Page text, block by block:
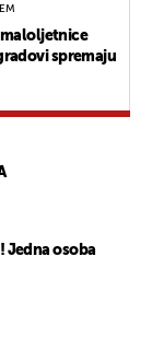
maloljetnice
spremaju
Jedna osoba